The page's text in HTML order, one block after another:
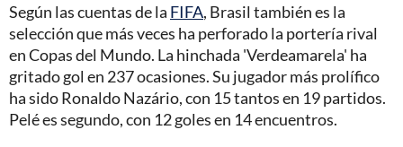
Según las cuentas de la FIFA, Brasil también es la
selección que más veces ha perforado la portería rival
en Copas del Mundo. La hinchada 'Verdeamarela' ha
gritado gol en 237 ocasiones. Su jugador más prolífico
ha sido Ronaldo Nazário, con 15 tantos en 19 partidos.
Pelé es segundo, con 12 goles en 14 encuentros.